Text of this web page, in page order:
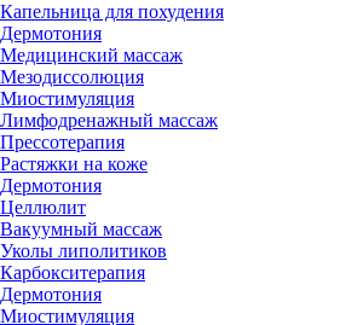
Капельница для похудения
Дермотония
Медицинский массаж
Мезодиссолюция
Миостимуляция
Лимфодренажный массаж
Прессотерапия
Растяжки на коже
Дермотония
Целлюлит
Вакуумный массаж
Уколы липолитиков
Карбокситерапия
Дермотония
Миостимуляция